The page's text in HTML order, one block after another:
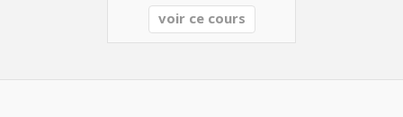
voir ce cours